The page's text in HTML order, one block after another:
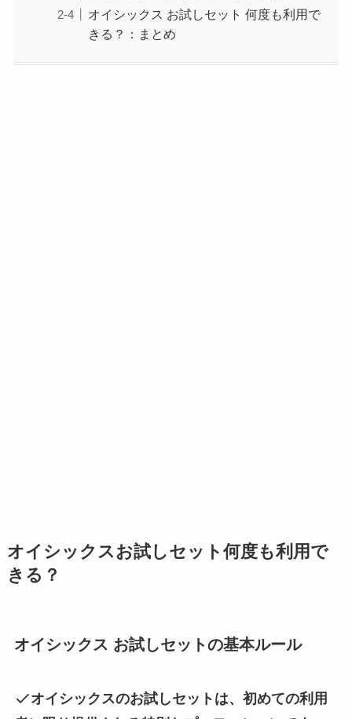
オイシックス お試しセット 何度も利用で
きる？：まとめ
オイシックスお試しセット何度も利用で
きる？
オイシックス お試しセットの基本ルール
オイシックスのお試しセットは、初めての利用